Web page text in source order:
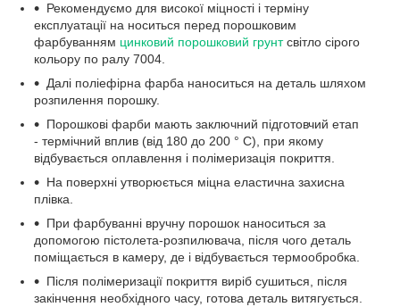
Рекомендуємо для високої міцності і терміну
експлуатації на носиться перед порошковим
фарбуванням цинковий порошковий грунтсвітло сірого
кольору по ралу 7004.
Далі поліефірна фарба наноситься на деталь шляхом
розпилення порошку.
Порошкові фарби мають заключний підготовчий етап
- термічний вплив (від 180 до 200 ° С), при якому
відбувається оплавлення і полімеризація покриття.
На поверхні утворюється міцна еластична захисна
плівка.
При фарбуванні вручну порошок наноситься за
допомогою пістолета-розпилювача, після чого деталь
поміщається в камеру, де і відбувається термообробка.
Після полімеризації покриття виріб сушиться, після
закінчення необхідного часу, готова деталь витягується.